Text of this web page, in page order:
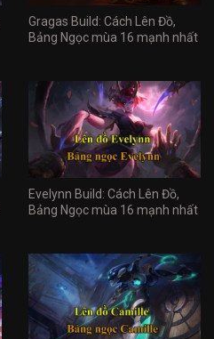
Gragas Build: Cách Lên Đồ,
Bảng Ngọc mùa 16 mạnh nhất
Evelynn Build: Cách Lên Đồ,
Bảng Ngọc mùa 16 mạnh nhất